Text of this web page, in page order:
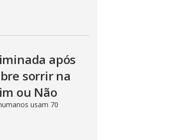
após
sorrir na
ou Não
usam 70